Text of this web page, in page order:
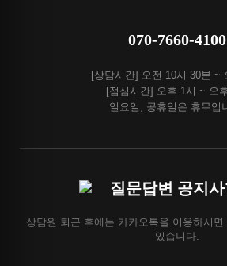
070-7660-4100
[상담시간] 오전 10시 30분 ~
[점심시간] 오후 1시 ~ 오
일요일, 공휴일은 휴무입
질문답변 공지
상담원 퇴근 후에는 카카오톡을 이용하시
있습니다.